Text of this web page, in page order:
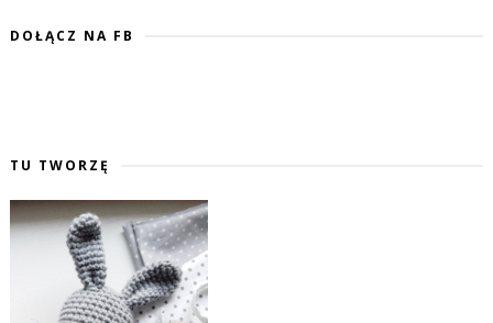
DOŁĄCZ NA FB
TU TWORZĘ